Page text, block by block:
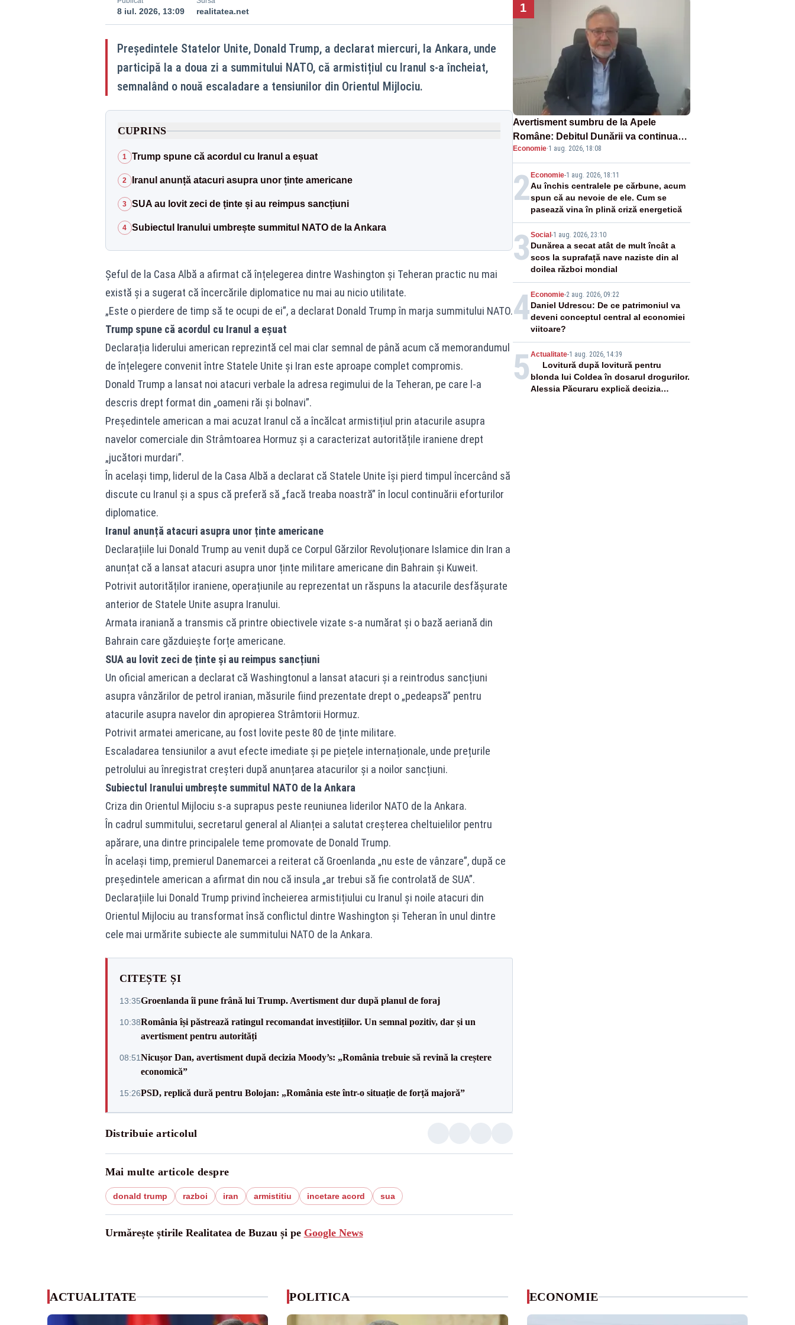
8 iul. 2026, 13:09 realitatea.net
Președintele Statelor Unite, Donald Trump, a declarat miercuri, la Ankara, unde
participă la a doua zi a summitului NATO, că armistițiul cu Iranul s-a încheiat,
semnalând o nouă escaladare a tensiunilor din Orientul Mijlociu.
CUPRINS
1 Trump spune că acordul cu Iranul a eșuat
2 Iranul anunță atacuri asupra unor ținte americane
3 SUA au lovit zeci de ținte și au reimpus sancțiuni
4 Subiectul Iranului umbrește summitul NATO de la Ankara
Șeful de la Casa Albă a afirmat că înțelegerea dintre Washington și Teheran practic nu mai
există și a sugerat că încercările diplomatice nu mai au nicio utilitate.
„Este o pierdere de timp să te ocupi de ei”, a declarat Donald Trump în marja summitului NATO.
Trump spune că acordul cu Iranul a eșuat
Declarația liderului american reprezintă cel mai clar semnal de până acum că memorandumul
de înțelegere convenit între Statele Unite și Iran este aproape complet compromis.
Donald Trump a lansat noi atacuri verbale la adresa regimului de la Teheran, pe care l-a
descris drept format din „oameni răi și bolnavi”.
Președintele american a mai acuzat Iranul că a încălcat armistițiul prin atacurile asupra
navelor comerciale din Strâmtoarea Hormuz și a caracterizat autoritățile iraniene drept
„jucători murdari”.
În același timp, liderul de la Casa Albă a declarat că Statele Unite își pierd timpul încercând să
discute cu Iranul și a spus că preferă să „facă treaba noastră” în locul continuării eforturilor
diplomatice.
Iranul anunță atacuri asupra unor ținte americane
Declarațiile lui Donald Trump au venit după ce Corpul Gărzilor Revoluționare Islamice din Iran a
anunțat că a lansat atacuri asupra unor ținte militare americane din Bahrain și Kuweit.
Potrivit autorităților iraniene, operațiunile au reprezentat un răspuns la atacurile desfășurate
anterior de Statele Unite asupra Iranului.
Armata iraniană a transmis că printre obiectivele vizate s-a numărat și o bază aeriană din
Bahrain care găzduiește forțe americane.
SUA au lovit zeci de ținte și au reimpus sancțiuni
Un oficial american a declarat că Washingtonul a lansat atacuri și a reintrodus sancțiuni
asupra vânzărilor de petrol iranian, măsurile fiind prezentate drept o „pedeapsă” pentru
atacurile asupra navelor din apropierea Strâmtorii Hormuz.
Potrivit armatei americane, au fost lovite peste 80 de ținte militare.
Escaladarea tensiunilor a avut efecte imediate și pe piețele internaționale, unde prețurile
petrolului au înregistrat creșteri după anunțarea atacurilor și a noilor sancțiuni.
Subiectul Iranului umbrește summitul NATO de la Ankara
Criza din Orientul Mijlociu s-a suprapus peste reuniunea liderilor NATO de la Ankara.
În cadrul summitului, secretarul general al Alianței a salutat creșterea cheltuielilor pentru
apărare, una dintre principalele teme promovate de Donald Trump.
În același timp, premierul Danemarcei a reiterat că Groenlanda „nu este de vânzare”, după ce
președintele american a afirmat din nou că insula „ar trebui să fie controlată de SUA”.
Declarațiile lui Donald Trump privind încheierea armistițiului cu Iranul și noile atacuri din
Orientul Mijlociu au transformat însă conflictul dintre Washington și Teheran în unul dintre
cele mai urmărite subiecte ale summitului NATO de la Ankara.
CITEȘTE ȘI
13:35Groenlanda îi pune frână lui Trump. Avertisment dur după planul de foraj
10:38România își păstrează ratingul recomandat investițiilor. Un semnal pozitiv, dar și un
avertisment pentru autorități
08:51Nicușor Dan, avertisment după decizia Moody’s: „România trebuie să revină la creștere
economică”
15:26PSD, replică dură pentru Bolojan: „România este într-o situație de forță majoră”
Distribuie articolul
Mai multe articole despre
donald trump razboi iran armistitiu incetare acord sua
Urmărește știrile Realitatea de Buzau și pe Google News
1
Avertisment sumbru de la Apele
Române: Debitul Dunării va continua
să scadă. Cernavodă s-ar putea închide
în 4 zile
Economie·1 aug. 2026, 18:08
2 Economie-1 aug. 2026, 18:11
Au închis centralele pe cărbune, acum
spun că au nevoie de ele. Cum se
pasează vina în plină criză energetică
3 Social -1 aug. 2026, 23:10
Dunărea a secat atât de mult încât a
scos la suprafață nave naziste din al
doilea război mondial
4 Economie-2 aug. 2026, 09:22
Daniel Udrescu: De ce patrimoniul va
deveni conceptul central al economiei
viitoare?
5 Actualitate-1 aug. 2026, 14:39
Lovitură după lovitură pentru
blonda lui Coldea în dosarul drogurilor.
Alessia Păcuraru explică decizia
ACTUALITATE POLITICA ECONOMIE